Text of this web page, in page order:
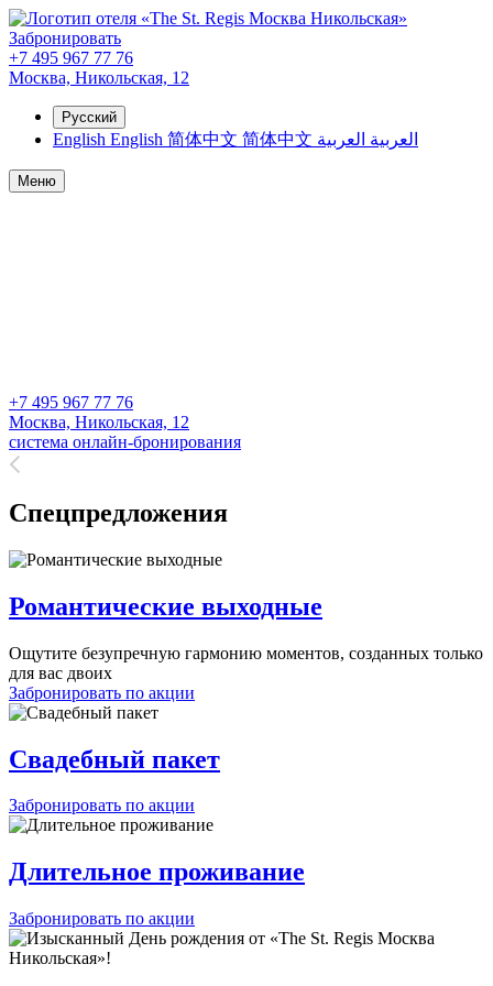
Забронировать
+7 495 967 77 76
Москва, Никольская, 12
Русский
English English 简体中文 简体中文 العربية العربية
Меню
+7 495 967 77 76
Москва, Никольская, 12
система онлайн-бронирования
Спецпредложения
Романтические выходные
Ощутите безупречную гармонию моментов, созданных только
для вас двоих
Забронировать по акции
Свадебный пакет
Забронировать по акции
Длительное проживание
Забронировать по акции